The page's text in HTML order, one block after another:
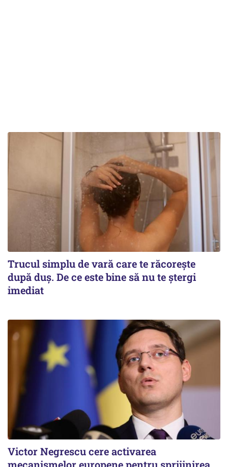
Trucul simplu de vară care te răcorește
după duș. De ce este bine să nu te ștergi
imediat
Victor Negrescu cere activarea